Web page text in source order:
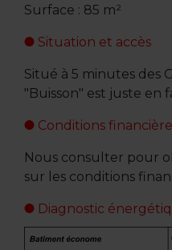
Surface : 85 m²
Situation et accès
Situé à 5 minutes des
"Buisson" est juste en
Conditions
Nous consulter pour
sur les conditions
Diagnostic